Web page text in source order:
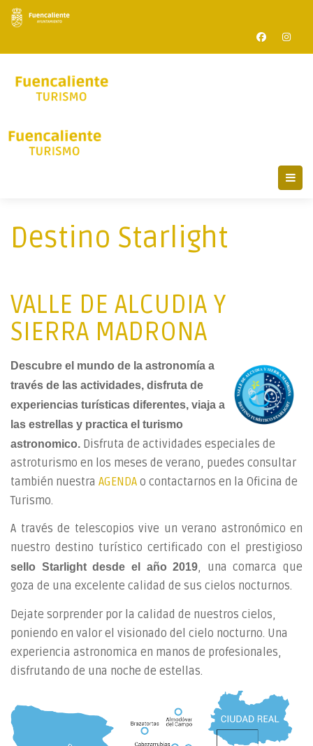
Destino Starlight
VALLE DE ALCUDIA Y
SIERRA MADRONA
Descubre el mundo de la astronomía a
través de las actividades, disfruta de
experiencias turísticas diferentes, viaja a
las estrellas y practica el turismo
astronomico. Disfruta de actividades especiales de
astroturismo en los meses de verano, puedes consultar
también nuestra AGENDA o contactarnos en la Oficina de
Turismo.
A través de telescopios vive un verano astronómico en
nuestro destino turístico certificado con el prestigioso
sello Starlight desde el año 2019, una comarca que
goza de una excelente calidad de sus cielos nocturnos.
Dejate sorprender por la calidad de nuestros cielos,
poniendo en valor el visionado del cielo nocturno. Una
experiencia astronomica en manos de profesionales,
disfrutando de una noche de estellas.